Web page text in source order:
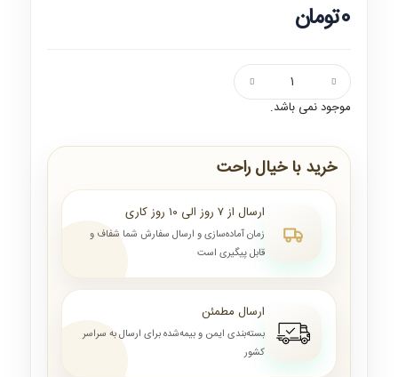
0تومان
موجود نمی باشد.
خرید با خیال راحت
ارسال از ۷ روز الی ۱۰ روز کاری
زمان آماده‌سازی و ارسال سفارش شما شفاف و
قابل پیگیری است
ارسال مطمئن
بسته‌بندی ایمن و بیمه‌شده برای ارسال به سراسر
کشور